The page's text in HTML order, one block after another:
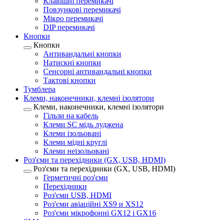
Повзункові перемикачі
Мікро перемикачі
DIP перемикачі
Кнопки
Кнопки
Антивандальні кнопки
Натискні кнопки
Сенсорні антивандальні кнопки
Тактові кнопки
Тумблера
Клеми, наконечники, клемні ізолятори
Клеми, наконечники, клемні ізолятори
Гільзи на кабель
Клеми SC мідь луджена
Клеми ізольовані
Клеми мідні круглі
Клеми неізольовані
Роз'єми та перехідники (GX, USB, HDMI)
Роз'єми та перехідники (GX, USB, HDMI)
Герметичні роз'єми
Перехідники
Роз'єми USB, HDMI
Роз'єми авіаційні XS9 и XS12
Роз'єми мікрофонні GX12 і GX16